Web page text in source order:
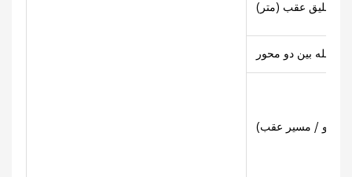
تعلیق عقب (متر)